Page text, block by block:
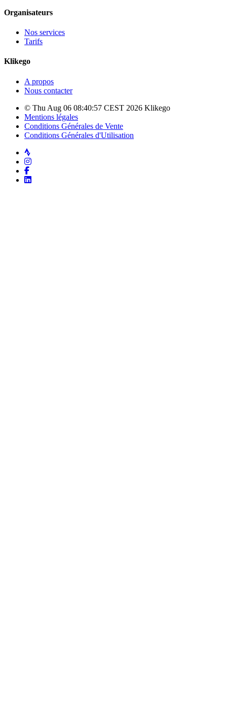
Organisateurs
Nos services
Tarifs
Klikego
A propos
Nous contacter
© Thu Aug 06 08:40:57 CEST 2026 Klikego
Mentions légales
Conditions Générales de Vente
Conditions Générales d'Utilisation
Strava
Instagram
Facebook
LinkedIn